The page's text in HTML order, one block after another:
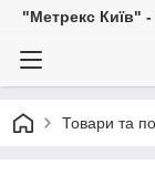
"Метрекс Київ" -
Товари та